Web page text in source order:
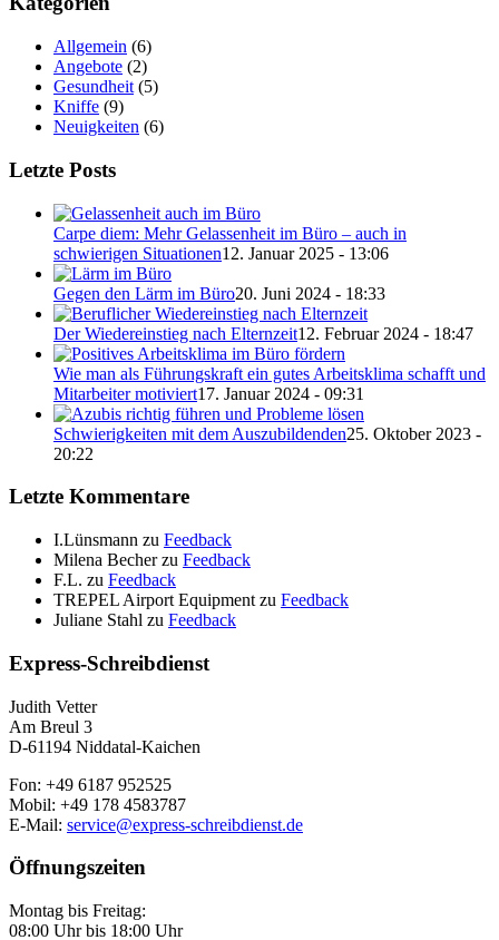
Allgemein (6)
Angebote (2)
Gesundheit (5)
Kniffe (9)
Neuigkeiten (6)
Letzte Posts
Carpe diem: Mehr Gelassenheit im Büro – auch in
schwierigen Situationen12. Januar 2025 - 13:06
Gegen den Lärm im Büro20. Juni 2024 - 18:33
Der Wiedereinstieg nach Elternzeit12. Februar 2024 - 18:47
Wie man als Führungskraft ein gutes Arbeitsklima schafft und
Mitarbeiter motiviert17. Januar 2024 - 09:31
Schwierigkeiten mit dem Auszubildenden25. Oktober 2023 -
20:22
Letzte Kommentare
I.Lünsmann zu Feedback
Milena Becherzu Feedback
F.L. zu Feedback
TREPEL Airport Equipment zu Feedback
Juliane Stahl zu Feedback
Express-Schreibdienst
Judith Vetter
Am Breul 3
D-61194 Niddatal-Kaichen
Fon: +49 6187 952525
Mobil: +49 178 4583787
E-Mail: service@express-schreibdienst.de
Öffnungszeiten
Montag bis Freitag:
08:00 Uhr bis 18:00 Uhr